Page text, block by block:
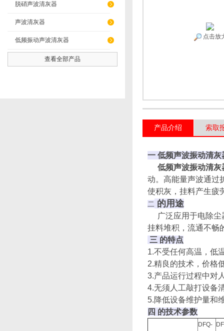
脱硝声波清灰器
声波清灰器
低频振动声波清灰器
查看全部产品
点击放
产品介绍 索取
一 低频声波振动清灰
低频声波振动清灰
动。高能量声波通过
使积灰，挂料产生疲
二 的用途
广泛应用于电除尘
挂料堆积，流通不畅
三 的特点
1.不受任何高温，低
2.精良的技术，价格
3.产品运行过程中对
4.无须人工敲打设备
5.降低设备维护量和
四 的技术参数
DFQ-